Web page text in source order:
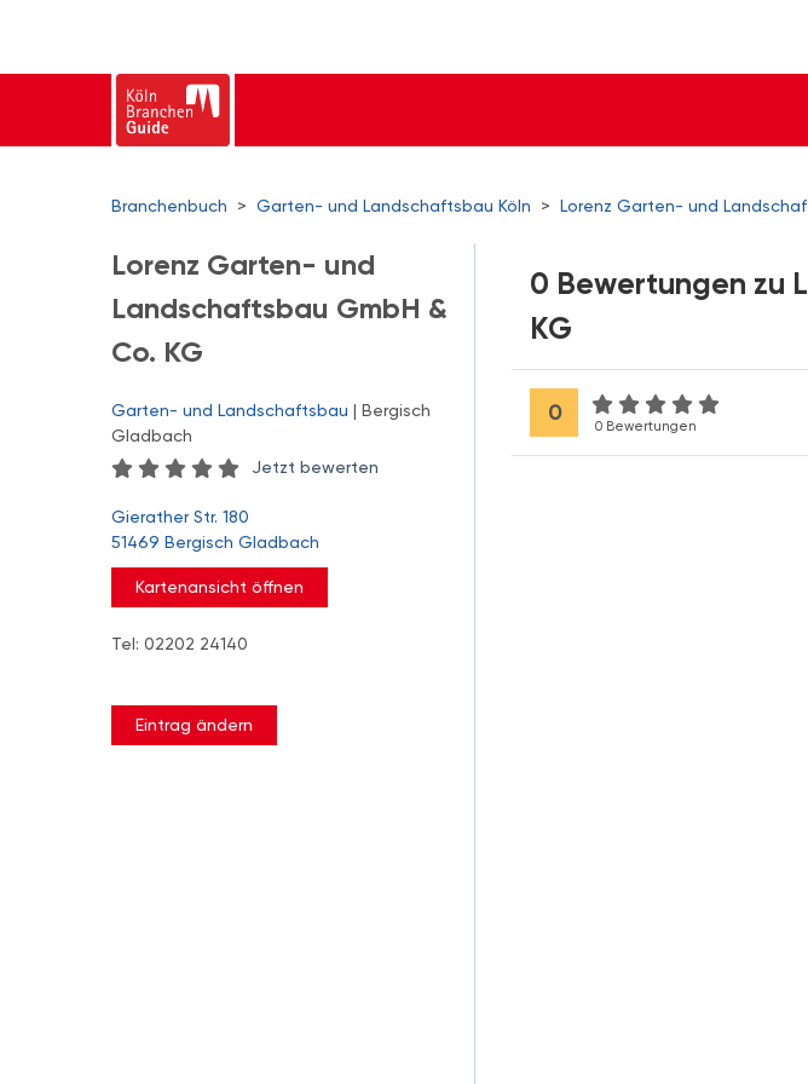
Branchenbuch > Garten- und Landschaftsbau Köln > Lorenz Garten- und
Lorenz Garten- und
Landschaftsbau GmbH &
Co. KG
Garten- und Landschaftsbau | Bergisch
Gladbach
Jetzt bewerten
Gierather Str. 180
51469 Bergisch Gladbach
Kartenansicht öffnen
Tel: 02202 24140
Eintrag ändern
0 Bewertungen zu
KG
0
0 Bewertungen